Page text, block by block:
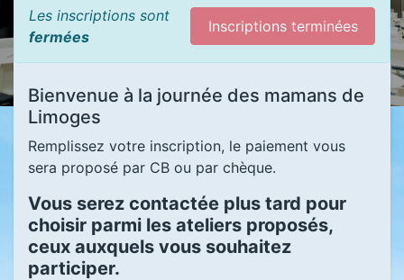
Les inscriptions sont
fermées
Inscriptions terminées
Bienvenue à la journée des mamans de
Limoges
Remplissez votre inscription, le paiement vous
sera proposé par CB ou par chèque.
Vous serez contactée plus tard pour
choisir parmi les ateliers proposés,
ceux auxquels vous souhaitez
participer.